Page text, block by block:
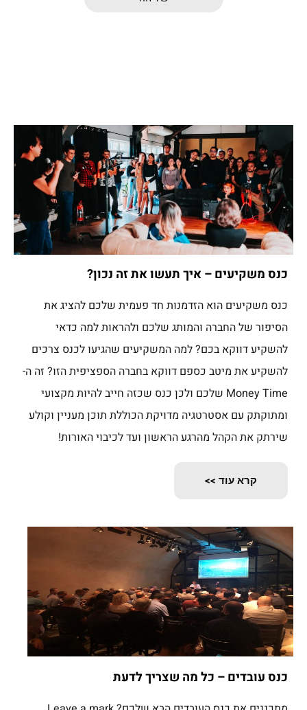
כנס משקיעים – איך תעשו את זה נכון?
כנס משקיעים הוא הזדמנות חד פעמית שלכם להציג את
הסיפור של החברה והמותג שלכם ולהראות למה כדאי
להשקיע דווקא בכם? למה המשקיעים שהגיעו לכנס צרכים
להשקיע את מיטב כספם דווקא בחברה הספציפית הזו? זה ה-
Money Time שלכם ולכן כנס שכזה חייב להיות מקצועי
ומתוקתק עם אסטרטגיה מדויקת הכוללת תוכן מעניין וקולע
שירתק את הקהל מהרגע הראשון ועד לכיבוי האורות!
קרא עוד >>
כנס עובדים – כל מה שצריך לדעת